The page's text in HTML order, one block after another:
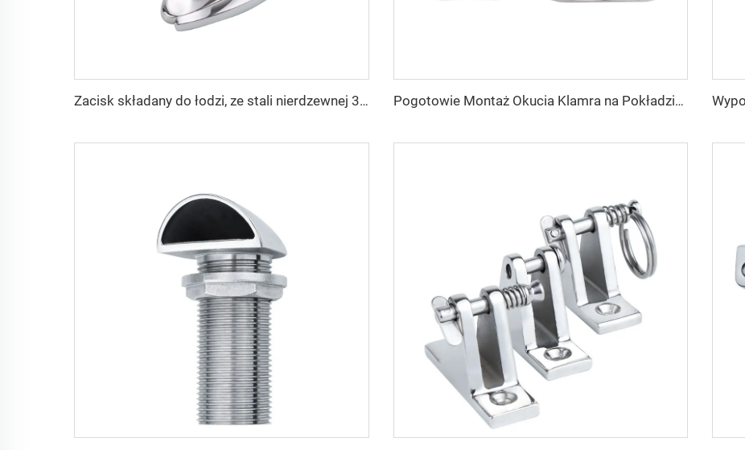
Zacisk składany do łodzi, ze stali nierdzewnej 316, odchylany kooń dokowy z kołkiem cumowniczym, 4-1/2" Pogotowie Montaż Okucia Klamra na Pokładzie Łodzi ze Stali Nierdzewnej 316 Składana Odchylana Klamra Wtapiana Klamra do Przymocowania Linki